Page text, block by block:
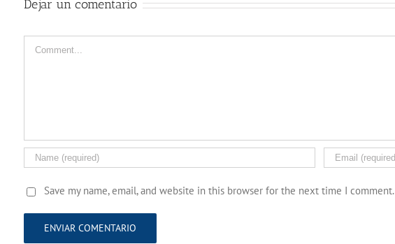
Dejar un comentario
Comment
Save my name, email, and website in this browser for the next time I comment.